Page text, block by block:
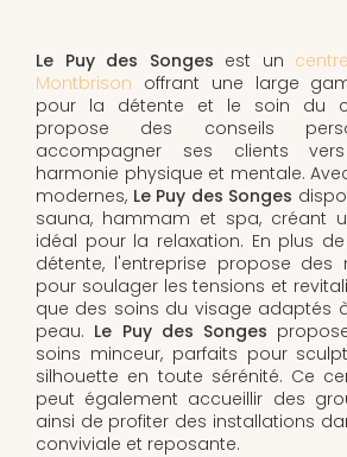
Le Puy des Songes est un
Montbrison offrant une large
pour la détente et le soin du
propose des conseils
accompagner ses clients
harmonie physique et mentale.
modernes, Le Puy des Songes
sauna, hammam et spa, créant
idéal pour la relaxation. En plus
détente, l'entreprise propose des
pour soulager les tensions et
que des soins du visage adaptés
peau. Le Puy des Songes
soins minceur, parfaits pour
silhouette en toute sérénité. Ce
peut également accueillir des
ainsi de profiter des installations
conviviale et reposante.